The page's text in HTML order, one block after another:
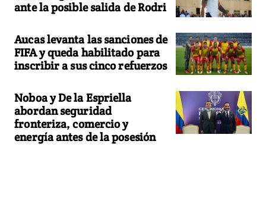
ante la posible salida de Rodri
Aucas levanta las sanciones de
FIFA y queda habilitado para
inscribir a sus cinco refuerzos
Noboa y De la Espriella
abordan seguridad
fronteriza, comercio y
energía antes de la posesión